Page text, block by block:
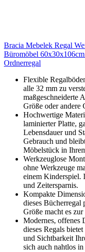
Bracia Mebelek Regal
Büromöbel
Ordnerregal
Flexible
alle 32 mm zu
maßgeschneiderte
Größe oder andere
Hochwertige
laminierter Platte,
Lebensdauer und
Gebrauch und
Möbelstück in
Werkzeuglose
ohne Werkzeuge
einem Kinderspiel.
und Zeitersparnis.
Kompakte
dieses
Größe macht es
Modernes, offenes
dieses Regals
und Sichtbarkeit
sich auch nahtlos